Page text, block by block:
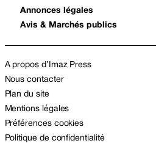
Annonces légales
Avis & Marchés publics
A propos d’Imaz Press
Nous contacter
Plan du site
Mentions légales
Préférences cookies
Politique de confidentialité